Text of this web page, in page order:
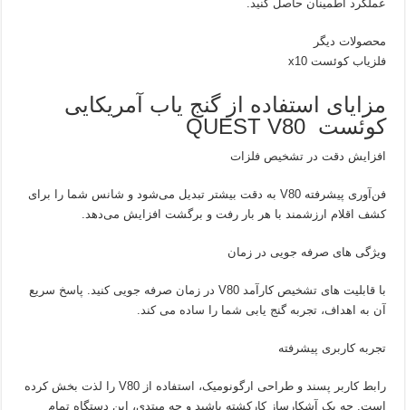
عملکرد اطمینان حاصل کنید.
محصولات دیگر
فلزیاب کوئست x10
مزایای استفاده از گنج یاب آمریکایی
کوئست QUEST V80
افزایش دقت در تشخیص فلزات
فن‌آوری پیشرفته V80 به دقت بیشتر تبدیل می‌شود و شانس شما را برای
کشف اقلام ارزشمند با هر بار رفت و برگشت افزایش می‌دهد.
ویژگی های صرفه جویی در زمان
با قابلیت های تشخیص کارآمد V80 در زمان صرفه جویی کنید. پاسخ سریع
آن به اهداف، تجربه گنج یابی شما را ساده می کند.
تجربه کاربری پیشرفته
رابط کاربر پسند و طراحی ارگونومیک، استفاده از V80 را لذت بخش کرده
است. چه یک آشکارساز کارکشته باشید و چه مبتدی، این دستگاه تمام